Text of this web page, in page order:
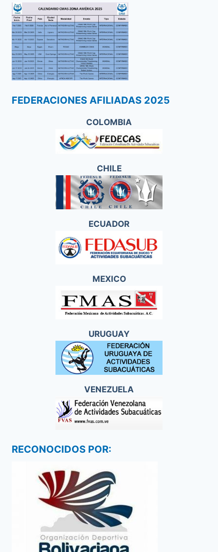
FEDERACIONES AFILIADAS 2025
COLOMBIA
CHILE
ECUADOR
MEXICO
URUGUAY
VENEZUELA
RECONOCIDOS POR: